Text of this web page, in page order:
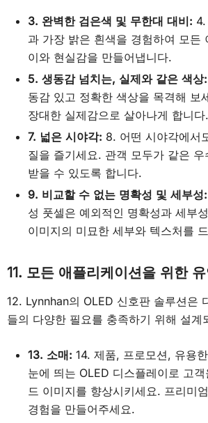
3. 완벽한 검은색 및 무한대 대비:
과 가장 밝은 흰색을 경험하여 모든
이와 현실감을 만들어냅니다.
5. 생동감 넘치는, 실제와 같은 색상:
동감 있고 정확한 색상을 목격해 보
장대한 실제감으로 살아나게 합니다.
7. 넓은 시야각: 8. 어떤 시야각에서
질을 즐기세요. 관객 모두가 같은
받을 수 있도록 합니다.
9. 비교할 수 없는 명확성 및 세부성:
성 풋셀은 예외적인 명확성과 세부
이미지의 미묘한 세부와 텍스처를
11. 모든 애플리케이션을 위한
12. Lynnhan의 OLED 신호판 솔루션은
들의 다양한 필요를 충족하기 위해 설계
13. 소매: 14. 제품, 프로모션, 유용
눈에 띄는 OLED 디스플레이로 고
드 이미지를 향상시키세요. 프리미
경험을 만들어주세요.